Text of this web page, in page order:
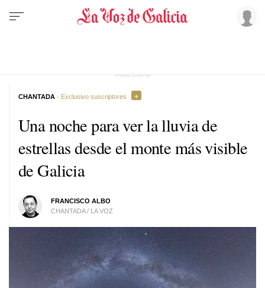
Una noche para ver la lluvia de
estrellas desde el monte más visible
de Galicia
FRANCISCO ALBO
CHANTADA / LA VOZ
CHANTADA · Exclusivo suscriptores